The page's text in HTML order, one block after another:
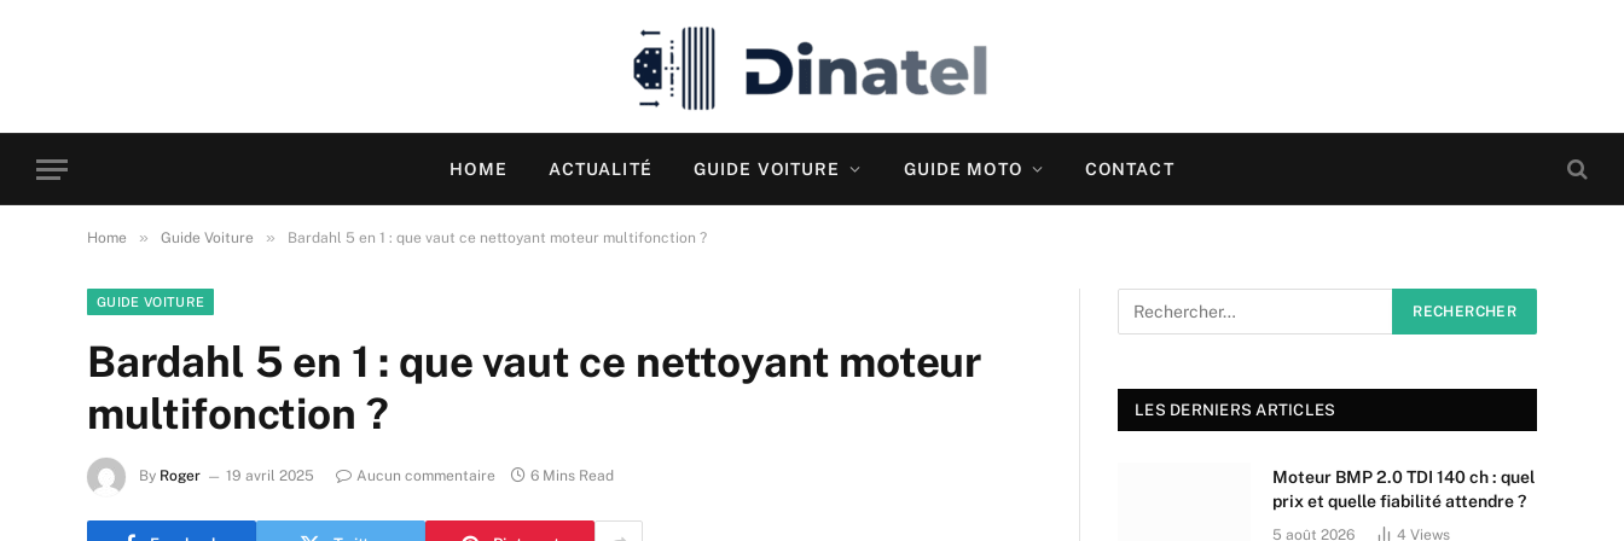
HOME ACTUALITÉ GUIDE VOITURE GUIDE MOTO CONTACT
Home » Guide Voiture » Bardahl 5 en 1 : que vaut ce nettoyant moteur multifonction ?
GUIDE VOITURE
Bardahl 5 en 1 : que vaut ce nettoyant moteur
multifonction ?
By Roger 19 avril 2025 Aucun commentaire 6 Mins Read
LES DERNIERS ARTICLES
Moteur BMP 2.0 TDI 140 ch : quel
prix et quelle fiabilité attendre ?
5 août 2026 4 Views